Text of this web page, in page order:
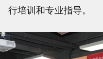
行培训和专业指导。